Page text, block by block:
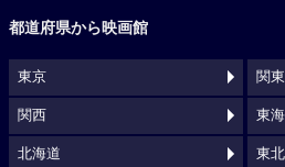
都道府県から映画館
東京 関東
関西 東海
北海道 東北